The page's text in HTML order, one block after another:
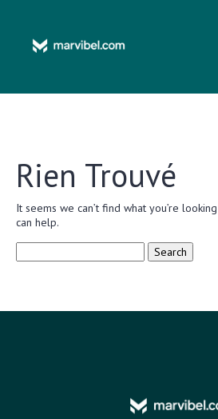
Rien Trouvé
It seems we can’t find what you’re
can help.